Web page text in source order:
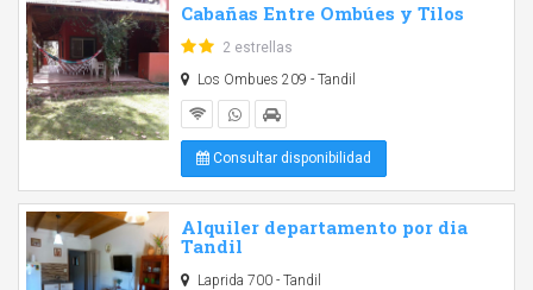
Cabañas Entre Ombúes y Tilos
2 estrellas
Los Ombues 209 - Tandil
Consultar disponibilidad
Alquiler departamento por dia
Tandil
Laprida 700 - Tandil